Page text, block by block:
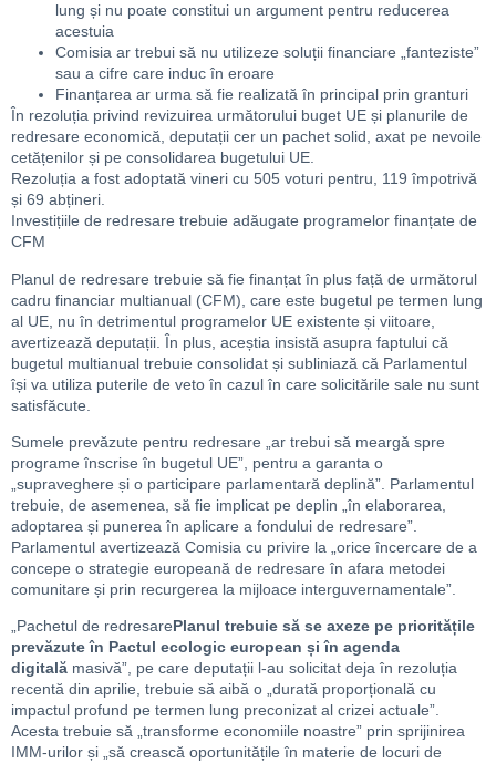
lung și nu poate constitui un argument pentru reducerea
acestuia
Comisia ar trebui să nu utilizeze soluții financiare „fanteziste”
sau a cifre care induc în eroare
Finanțarea ar urma să fie realizată în principal prin granturi
În rezoluția privind revizuirea următorului buget UE și planurile de
redresare economică, deputații cer un pachet solid, axat pe nevoile
cetățenilor și pe consolidarea bugetului UE.
Rezoluția a fost adoptată vineri cu 505 voturi pentru, 119 împotrivă
și 69 abțineri.
Investițiile de redresare trebuie adăugate programelor finanțate de
CFM
Planul de redresare trebuie să fie finanțat în plus față de următorul
cadru financiar multianual (CFM), care este bugetul pe termen lung
al UE, nu în detrimentul programelor UE existente și viitoare,
avertizează deputații. În plus, aceștia insistă asupra faptului că
bugetul multianual trebuie consolidat și subliniază că Parlamentul
își va utiliza puterile de veto în cazul în care solicitările sale nu sunt
satisfăcute.
Sumele prevăzute pentru redresare „ar trebui să meargă spre
programe înscrise în bugetul UE”, pentru a garanta o
„supraveghere și o participare parlamentară deplină”. Parlamentul
trebuie, de asemenea, să fie implicat pe deplin „în elaborarea,
adoptarea și punerea în aplicare a fondului de redresare”.
Parlamentul avertizează Comisia cu privire la „orice încercare de a
concepe o strategie europeană de redresare în afara metodei
comunitare și prin recurgerea la mijloace interguvernamentale”.
„Pachetul de redresarePlanul trebuie să se axeze pe prioritățile
prevăzute în Pactul ecologic european și în agenda
digitală masivă”, pe care deputații l-au solicitat deja în rezoluția
recentă din aprilie, trebuie să aibă o „durată proporțională cu
impactul profund pe termen lung preconizat al crizei actuale”.
Acesta trebuie să „transforme economiile noastre” prin sprijinirea
IMM-urilor și „să crească oportunitățile în materie de locuri de